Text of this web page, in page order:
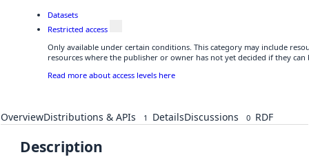
Datasets
Restricted access
Only available under certain conditions. This category may include
resources where the publisher or owner has not yet decided if they can
Read more about access levels here
OverviewDistributions & APIs 1 DetailsDiscussions 0 RDF
Description